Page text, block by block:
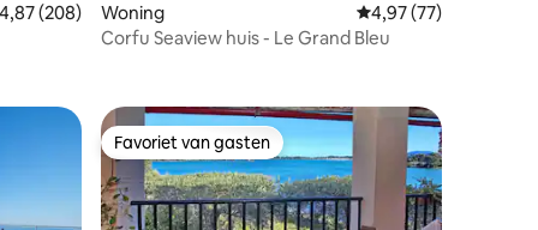
beoordeling van 4,87 op 5, 208 recensies
4,87 (208)
Woning Gemiddelde
4,97 (77)
Corfu Seaview huis - Le Grand Bleu
Favoriet van gasten
Favoriet van gasten